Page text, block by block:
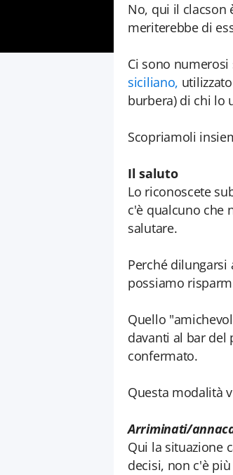
No, qui il clacson
meriterebbe di
Ci sono
siciliano,
burbera) di chi lo
Scopriamoli
Il saluto
Lo riconoscete
c'è qualcuno che
salutare.
Perché dilungarsi
possiamo
Quello
davanti al bar del
confermato.
Questa modalità
Arriminati/
Qui la situazione
decisi, non c'è